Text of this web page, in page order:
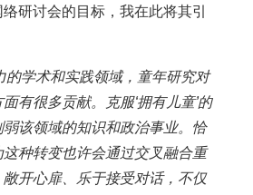
研讨会的目标，我在此将其引
的学术和实践领域，童年研究对
有很多贡献。克服‘拥有儿童’的
该领域的知识和政治事业。恰
种转变也许会通过交叉融合重
开心扉、乐于接受对话，不仅